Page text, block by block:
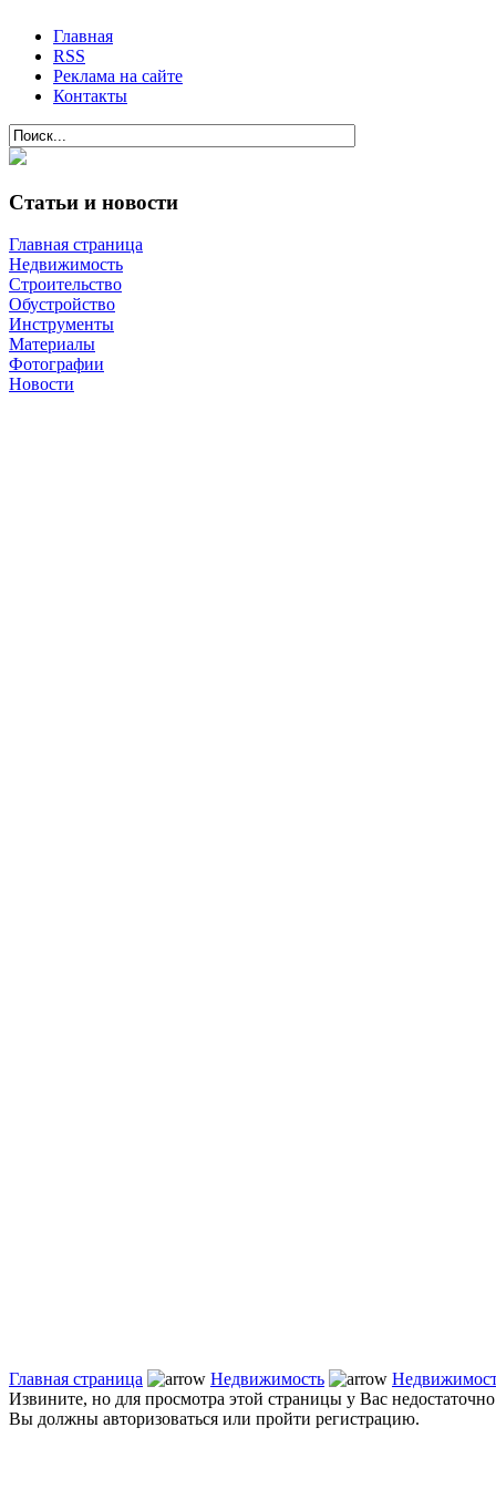
Главная
RSS
Реклама на сайте
Контакты
Статьи и новости
Главная страница
Недвижимость
Строительство
Обустройство
Инструменты
Материалы
Фотографии
Новости
Главная страница Недвижимость
Извините, но для просмотра этой страницы у Вас
Вы должны авторизоваться или пройти регистрацию.